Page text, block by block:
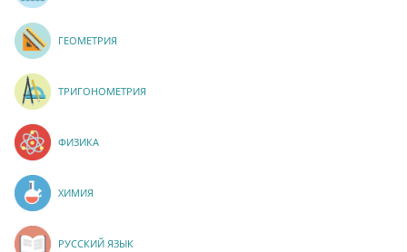
ГЕОМЕТРИЯ
ТРИГОНОМЕТРИЯ
ФИЗИКА
ХИМИЯ
РУССКИЙ ЯЗЫК